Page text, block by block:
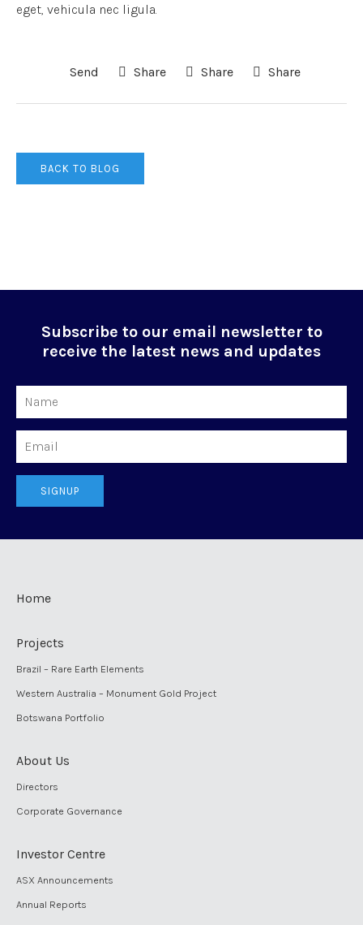
eget, vehicula nec ligula.
Send Share Share Share
BACK TO BLOG
Subscribe to our email newsletter to
receive the latest news and updates
SIGNUP
Home
Projects
Brazil – Rare Earth Elements
Western Australia – Monument Gold Project
Botswana Portfolio
About Us
Directors
Corporate Governance
Investor Centre
ASX Announcements
Annual Reports